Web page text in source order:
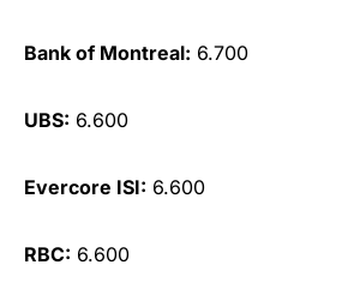
Bank of Montreal: 6.700
UBS: 6.600
Evercore ISI: 6.600
RBC: 6.600